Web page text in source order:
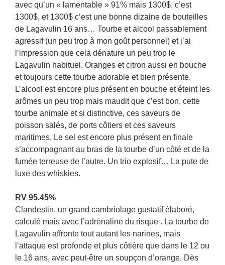
avec qu’un « lamentable » 91% mais 1300$, c’est
1300$, et 1300$ c’est une bonne dizaine de bouteilles
de Lagavulin 16 ans… Tourbe et alcool passablement
agressif (un peu trop à mon goût personnel) et j’ai
l’impression que cela dénature un peu trop le
Lagavulin habituel. Oranges et citron aussi en bouche
et toujours cette tourbe adorable et bien présente.
L’alcool est encore plus présent en bouche et éteint les
arômes un peu trop mais maudit que c’est bon, cette
tourbe animale et si distinctive, ces saveurs de
poisson salés, de ports côtiers et ces saveurs
maritimes. Le sel est encore plus présent en finale
s’accompagnant au bras de la tourbe d’un côté et de la
fumée terreuse de l’autre. Un trio explosif… La pute de
luxe des whiskies.
RV 95.45%
Clandestin, un grand cambriolage gustatif élaboré,
calculé mais avec l’adrénaline du risque . La tourbe de
Lagavulin affronte tout autant les narines, mais
l’attaque est profonde et plus côtière que dans le 12 ou
le 16 ans, avec peut-être un soupçon d’orange. Dès